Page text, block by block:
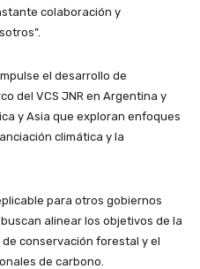
colaboración y
el desarrollo de
del VCS JNR en Argentina y
y Asia que exploran enfoques
climática y la
para otros gobiernos
alinear los objetivos de la
conservación forestal y el
de carbono.